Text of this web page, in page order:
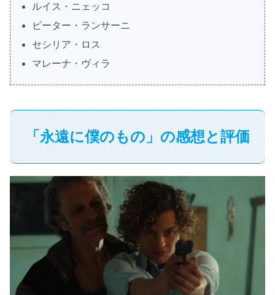
ルイス・ニェッコ
ピーター・ランサーニ
セシリア・ロス
マレーナ・ヴィラ
「永遠に僕のもの」の感想と評価